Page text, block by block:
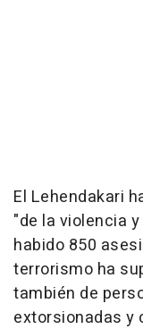
El Lehendakari
"de la violencia
habido 850
terrorismo ha
también de
extorsionadas y